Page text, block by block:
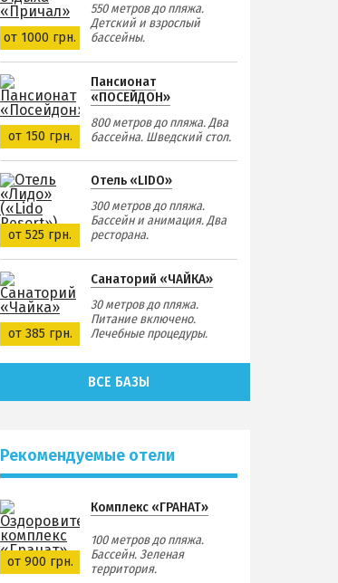
от 1000 грн.
550 метров до пляжа.
Детский и взрослый
бассейны.
от 150 грн.
Пансионат
«ПОСЕЙДОН»
800 метров до пляжа. Два
бассейна. Шведский стол.
от 525 грн.
Отель «LIDO»
300 метров до пляжа.
Бассейн и анимация. Два
ресторана.
от 385 грн.
Санаторий «ЧАЙКА»
30 метров до пляжа.
Питание включено.
Лечебные процедуры.
ВСЕ БАЗЫ
Рекомендуемые отели
от 900 грн.
Комплекс «ГРАНАТ»
100 метров до пляжа.
Бассейн. Зеленая
территория.